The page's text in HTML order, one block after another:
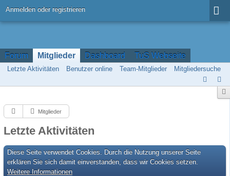
Anmelden oder registrieren
Forum Mitglieder Dashboard TuS Webseite
Letzte Aktivitäten Benutzer online Team-Mitglieder Mitgliedersuche
Mitglieder
Letzte Aktivitäten
Diese Seite verwendet Cookies. Durch die Nutzung unserer Seite
erklären Sie sich damit einverstanden, dass wir Cookies setzen.
Weitere Informationen